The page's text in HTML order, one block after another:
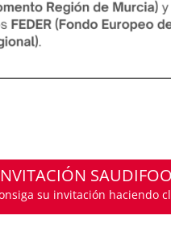
su invitación haciendo